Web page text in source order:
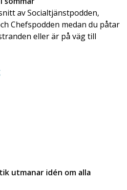
av Socialtjänstpodden,
Chefspodden medan du påtar
eller är på väg till
utmanar idén om alla